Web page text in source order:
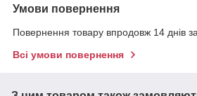
Умови повернення
Повернення товару впродовж 14 днів
Всі умови повернення